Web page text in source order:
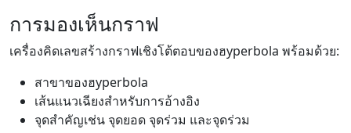
การมองเห็นกราฟ
เครื่องคิดเลขสร้างกราฟเชิงโต้ตอบของฮyperbola พร้อมด้วย:
สาขาของฮyperbola
เส้นแนวเฉียงสำหรับการอ้างอิง
จุดสำคัญเช่น จุดยอด จุดร่วม และจุดร่วม